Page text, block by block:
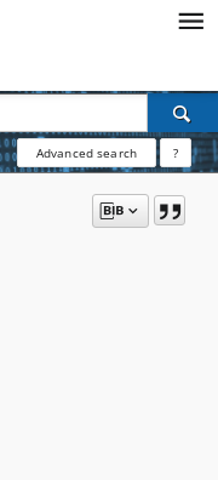
Advanced search ?